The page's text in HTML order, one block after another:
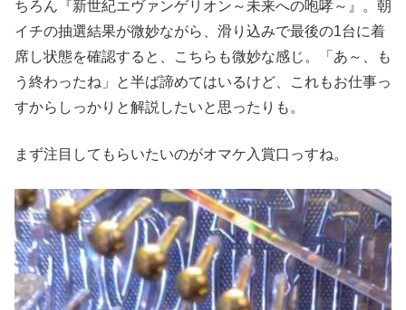
ちろん『新世紀エヴァンゲリオン～未来への咆哮～』。朝
イチの抽選結果が微妙ながら、滑り込みで最後の1台に着
席し状態を確認すると、こちらも微妙な感じ。「あ～、も
う終わったね」と半ば諦めてはいるけど、これもお仕事っ
すからしっかりと解説したいと思ったりも。
まず注目してもらいたいのがオマケ入賞口っすね。